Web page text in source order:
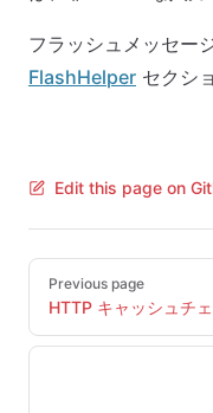
フラッシュメッセー
FlashHelper セクシ
Edit this page on
Pager
Previous page
HTTP キャッシュチ